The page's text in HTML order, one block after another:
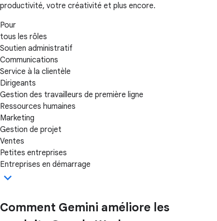
productivité, votre créativité et plus encore.
Pour
tous les rôles
Soutien administratif
Communications
Service à la clientèle
Dirigeants
Gestion des travailleurs de première ligne
Ressources humaines
Marketing
Gestion de projet
Ventes
Petites entreprises
Entreprises en démarrage
Comment Gemini améliore les